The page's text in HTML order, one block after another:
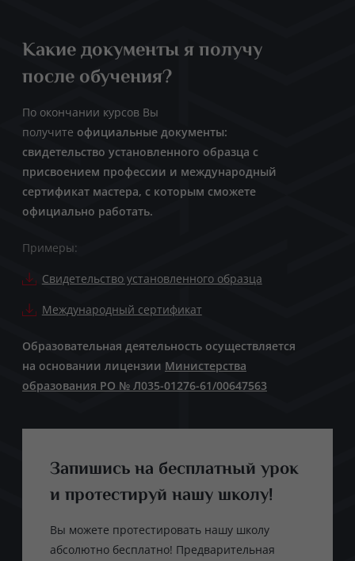
Какие документы я получу
после обучения?
По окончании курсов Вы
получите официальные документы:
свидетельство установленного образца с
присвоением профессии и международный
сертификат мастера, с которым сможете
официально работать.
Примеры:
Свидетельство установленного образца
Международный сертификат
Образовательная деятельность осуществляется
на основании лицензии Министерства
образования РО № Л035-01276-61/00647563
Запишись на бесплатный урок
и протестируй нашу школу!
Вы можете протестировать нашу школу
абсолютно бесплатно! Предварительная